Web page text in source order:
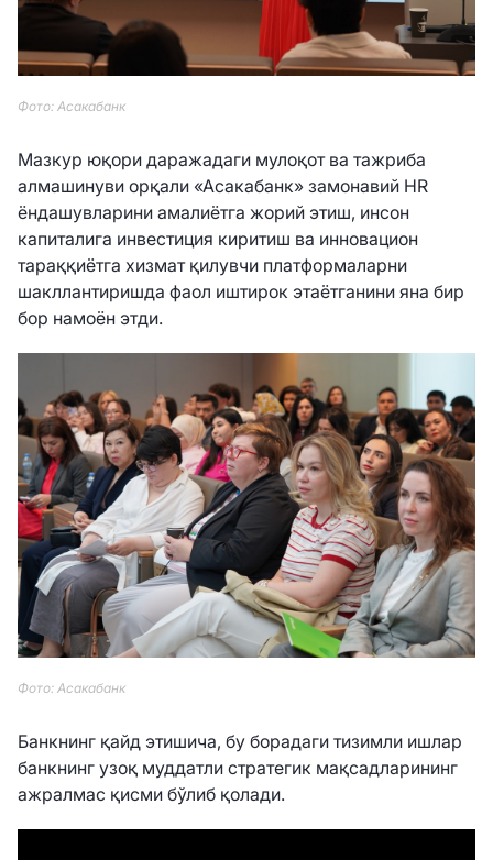
Фото: Асакабанк
Мазкур юқори даражадаги мулоқот ва тажриба
алмашинуви орқали «Асакабанк» замонавий HR
ёндашувларини амалиётга жорий этиш, инсон
капиталига инвестиция киритиш ва инновацион
тараққиётга хизмат қилувчи платформаларни
шакллантиришда фаол иштирок этаётганини яна бир
бор намоён этди.
Фото: Асакабанк
Банкнинг қайд этишича, бу борадаги тизимли ишлар
банкнинг узоқ муддатли стратегик мақсадларининг
ажралмас қисми бўлиб қолади.